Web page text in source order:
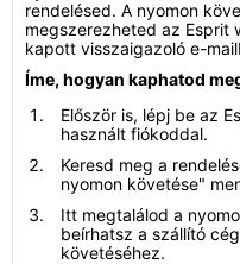
rendelésed. A nyomon
megszerezheted az Esprit
kapott visszaigazoló e-
Íme, hogyan kaphatod
Először is, lépj be az
használt fiókoddal.
Keresd meg a
nyomon követése"
Itt megtalálod a
beírhatsz a szállító
követéséhez.